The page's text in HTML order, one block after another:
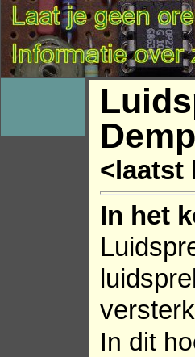
<laatst
In het
In dit